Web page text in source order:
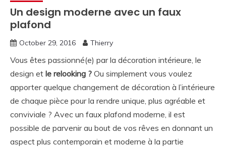
Un design moderne avec un faux
plafond
October 29, 2016 Thierry
Vous êtes passionné(e) par la décoration intérieure, le
design et le relooking ? Ou simplement vous voulez
apporter quelque changement de décoration à l’intérieure
de chaque pièce pour la rendre unique, plus agréable et
conviviale ? Avec un faux plafond moderne, il est
possible de parvenir au bout de vos rêves en donnant un
aspect plus contemporain et moderne à la partie